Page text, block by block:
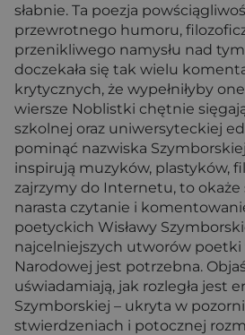
słabnie. Ta poezja
przewrotnego humoru,
przenikliwego namysłu nad
doczekała się tak wielu
krytycznych, że wypełniłyby
wiersze Noblistki chętnie
szkolnej oraz uniwersyteckiej
pominąć nazwiska
inspirują muzyków, plastyków,
zajrzymy do Internetu, to okaże
narasta czytanie i
poetyckich Wisławy
najcelniejszych utworów
Narodowej jest potrzebna.
uświadamiają, jak rozległa jest
Szymborskiej – ukryta w
stwierdzeniach i potocznej